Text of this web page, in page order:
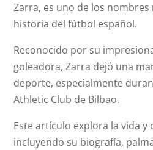
Zarra, es uno de los nombres
historia del fútbol español.
Reconocido por su
goleadora, Zarra dejó una
deporte, especialmente
Athletic Club de Bilbao.
Este artículo explora la vida y
incluyendo su biografía,